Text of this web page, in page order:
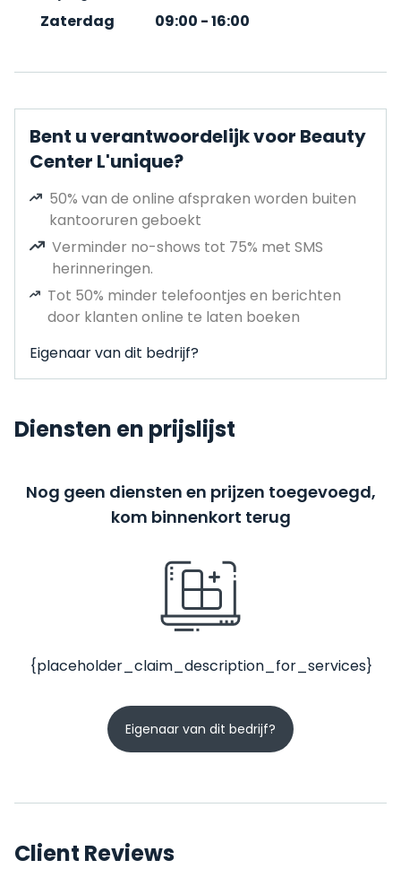
Zaterdag
09:00 -16:00
Bent u verantwoordelijk voor Beauty
Center L'unique?
50% van de online afspraken worden buiten
kantooruren geboekt
Verminder no-shows tot 75% met SMS
herinneringen.
Tot 50% minder telefoontjes en berichten
door klanten online te laten boeken
Eigenaar van dit bedrijf?
Diensten en prijslijst
Nog geen diensten en prijzen toegevoegd,
kom binnenkort terug
{placeholder_claim_description_for_services}
Eigenaar van dit bedrijf?
Client Reviews